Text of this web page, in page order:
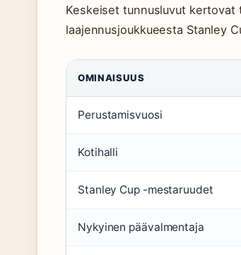
Keskeiset tunnusluvut kertovat
laajennusjoukkueesta Stanley
OMINAISUUS
Perustamisvuosi
Kotihalli
Stanley Cup -mestaruudet
Nykyinen päävalmentaja